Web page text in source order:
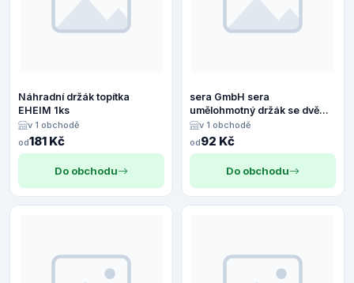
Náhradní držák topítka
EHEIM 1ks
v 1 obchodě
od181 Kč
Do obchodu
sera GmbH sera
umělohmotný držák se dvěma
přísavkami 23 mm
v 1 obchodě
od92 Kč
Do obchodu